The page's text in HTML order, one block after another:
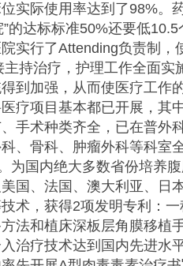
实际使用率达到了98%。
的达标标准50%还要低
实行了Attending负责制，
持治疗，护理工作全面实
到加强，从而使医疗工作
疗项目基本都已开展，其
手术种类齐全，已在普外
、骨科、肿瘤外科等科室
为国内绝大多数省份培养
国、法国、澳大利亚、日
术，获得2项发明专利：
法和植床深板层角膜移植
治疗技术达到国内先进水